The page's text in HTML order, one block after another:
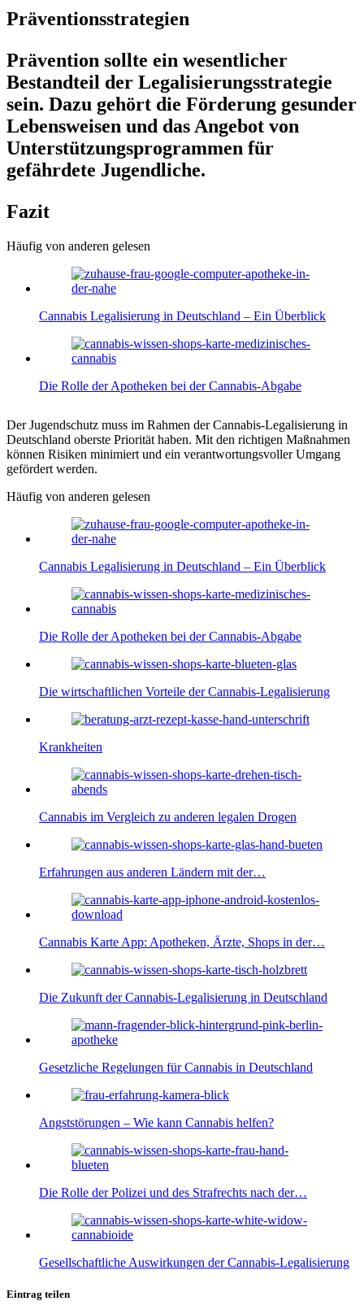
Präventionsstrategien
Prävention sollte ein wesentlicher
Bestandteil der Legalisierungsstrategie
sein. Dazu gehört die Förderung gesunder
Lebensweisen und das Angebot von
Unterstützungsprogrammen für
gefährdete Jugendliche.
Fazit
Häufig von anderen gelesen
Cannabis Legalisierung in Deutschland – Ein Überblick
Die Rolle der Apotheken bei der Cannabis-Abgabe
Der Jugendschutz muss im Rahmen der Cannabis-Legalisierung in
Deutschland oberste Priorität haben. Mit den richtigen Maßnahmen
können Risiken minimiert und ein verantwortungsvoller Umgang
gefördert werden.
Häufig von anderen gelesen
Cannabis Legalisierung in Deutschland – Ein Überblick
Die Rolle der Apotheken bei der Cannabis-Abgabe
Die wirtschaftlichen Vorteile der Cannabis-Legalisierung
Krankheiten
Cannabis im Vergleich zu anderen legalen Drogen
Erfahrungen aus anderen Ländern mit der…
Cannabis Karte App: Apotheken, Ärzte, Shops in der…
Die Zukunft der Cannabis-Legalisierung in Deutschland
Gesetzliche Regelungen für Cannabis in Deutschland
Angststörungen – Wie kann Cannabis helfen?
Die Rolle der Polizei und des Strafrechts nach der…
Gesellschaftliche Auswirkungen der Cannabis-Legalisierung
Eintrag teilen